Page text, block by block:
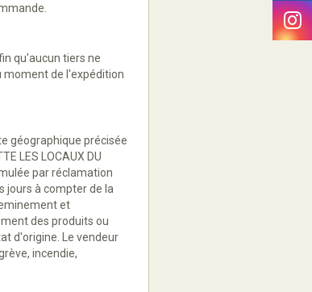
qu'aucun tiers ne
moment de l'expédition
géographique précisée
LES LOCAUX DU
par réclamation
jours à compter de la
et
des produits ou
d'origine. Le vendeur
incendie,